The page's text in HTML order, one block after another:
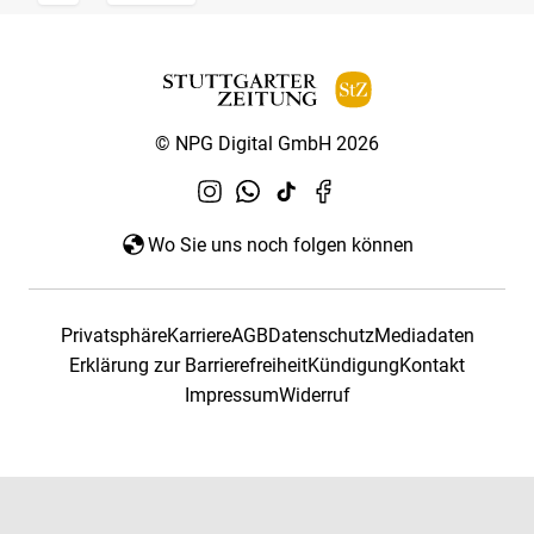
© NPG Digital GmbH 2026
Wo Sie uns noch folgen können
PrivatsphäreKarriereAGBDatenschutzMediadaten
Erklärung zur BarrierefreiheitKündigungKontakt
ImpressumWiderruf